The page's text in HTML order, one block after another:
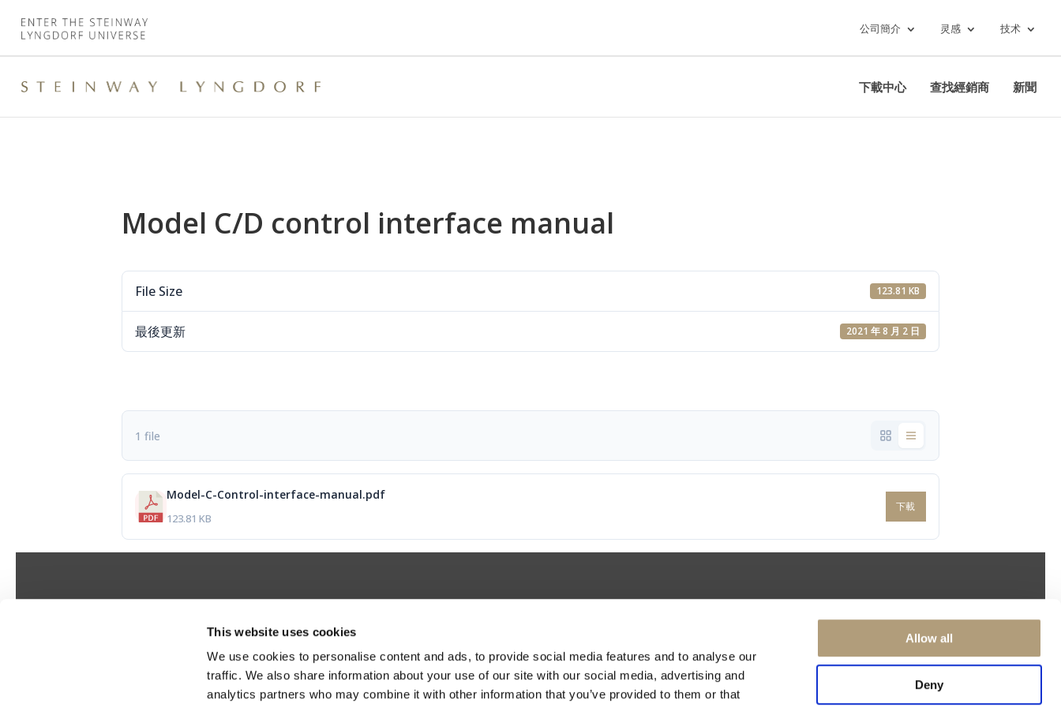
This website uses cookies
We use cookies to personalise content and ads, to provide social media features and to analyse our
traffic. We also share information about your use of our site with our social media, advertising and
analytics partners who may combine it with other information that you’ve provided to them or that
Allow all
Deny
公司簡介 灵感 技术
下載中心 查找經銷商 新聞
Model C/D control interface manual
File Size 123.81 KB
最後更新 2021 年 8 月 2 日
1 file
Model-C-Control-interface-manual.pdf
123.81 KB
下載
Ulvevej 28, DK-7800 Skive
電話：+45 9614 5600
您的隱私權
隱私權原則 Cookie 原則
使用條
款
LYNGDORF
AUDIO
要隨時暸解我們的最新資訊，請
註冊我們的電子報，率先接收關
於我們產品和活動的精彩消息。